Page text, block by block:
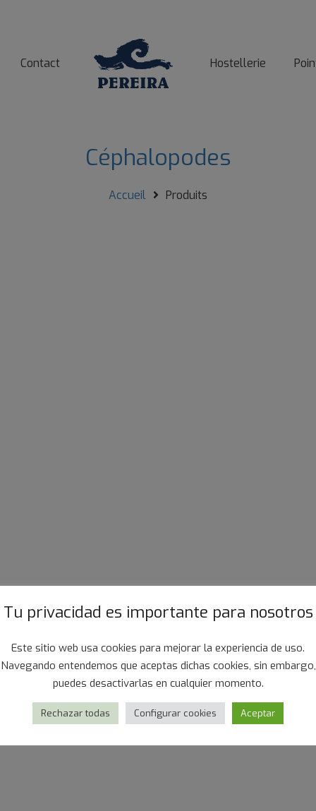
Contact Hostellerie
Céphalopodes
Accueil Produits
de poulpe cuite
Calamar
entier
Tu privacidad es importante para nosotros
Este sitio web usa cookies para mejorar la experiencia de uso.
Navegando entendemos que aceptas dichas cookies, sin embargo,
puedes desactivarlas en cualquier momento.
Rechazar todas Configurar cookies Aceptar